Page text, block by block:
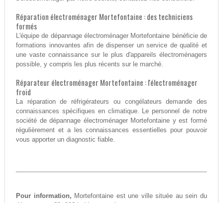
Réparation électroménager Mortefontaine : des techniciens
formés
L'équipe de dépannage électroménager Mortefontaine bénéficie de
formations innovantes afin de dispenser un service de qualité et
une vaste connaissance sur le plus d'appareils électroménagers
possible, y compris les plus récents sur le marché.
Réparateur électroménager Mortefontaine : l'électroménager
froid
La réparation de réfrigérateurs ou congélateurs demande des
connaissances spécifiques en climatique. Le personnel de notre
société de dépannage électroménager Mortefontaine y est formé
régulièrement et a les connaissances essentielles pour pouvoir
vous apporter un diagnostic fiable.
Pour information, Mortefontaine est une ville située au sein du